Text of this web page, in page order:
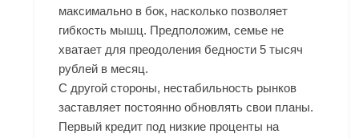
максимально в бок, насколько позволяет
гибкость мышц. Предположим, семье не
хватает для преодоления бедности 5 тысяч
рублей в месяц.
С другой стороны, нестабильность рынков
заставляет постоянно обновлять свои планы.
Первый кредит под низкие проценты на